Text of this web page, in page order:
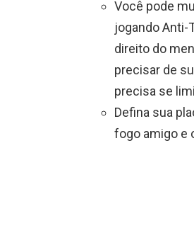
Você pode
jogando Anti-
direito do
precisar de
precisa se
Defina sua
fogo amigo e